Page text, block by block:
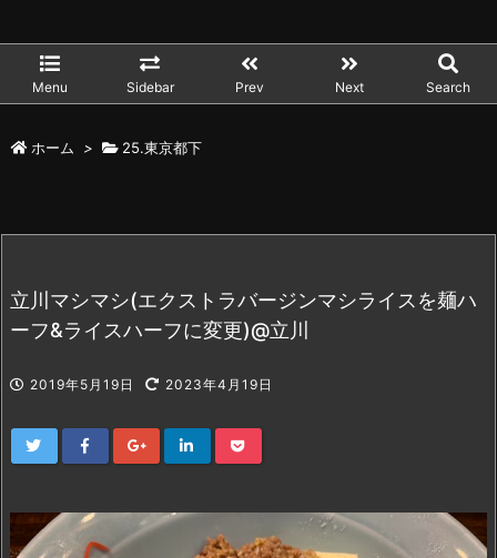
Menu Sidebar Prev Next Search
ホーム > 25.東京都下
立川マシマシ(エクストラバージンマシライスを麺ハ
ーフ&ライスハーフに変更)@立川
2019年5月19日 2023年4月19日